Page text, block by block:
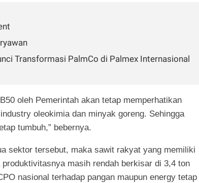
Transformasi PalmCo di Palmex Internasional
oleh Pemerintah akan tetap memperhatikan
oleokimia dan minyak goreng. Sehingga
tumbuh,” bebernya.
sektor tersebut, maka sawit rakyat yang memiliki
masih rendah berkisar di 3,4 ton
nasional terhadap pangan maupun energy tetap